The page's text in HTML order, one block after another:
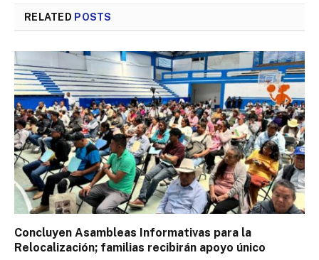
RELATED POSTS
Concluyen Asambleas Informativas para la
Relocalización; familias recibirán apoyo único